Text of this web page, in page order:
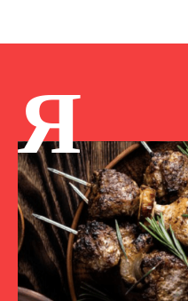
Я